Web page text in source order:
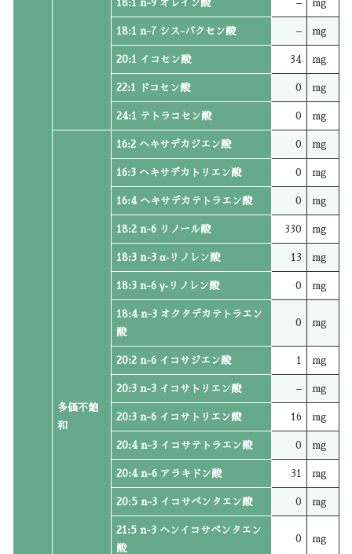
18:1 n-9 オレイン酸 – mg
18:1 n-7 シス-バクセン酸 – mg
20:1 イコセン酸 34 mg
22:1 ドコセン酸 0 mg
24:1 テトラコセン酸 0 mg
多価不飽
和
16:2 ヘキサデカジエン酸 0 mg
16:3 ヘキサデカトリエン酸 0 mg
16:4 ヘキサデカテトラエン酸 0 mg
18:2 n-6 リノール酸 330 mg
18:3 n-3 α‐リノレン酸 13 mg
18:3 n-6 γ‐リノレン酸 0 mg
18:4 n-3 オクタデカテトラエン
酸
0 mg
20:2 n-6 イコサジエン酸 1 mg
20:3 n-3 イコサトリエン酸 – mg
20:3 n-6 イコサトリエン酸 16 mg
20:4 n-3 イコサテトラエン酸 0 mg
20:4 n-6 アラキドン酸 31 mg
20:5 n-3 イコサペンタエン酸 0 mg
21:5 n-3 ヘンイコサペンタエン
酸
0 mg